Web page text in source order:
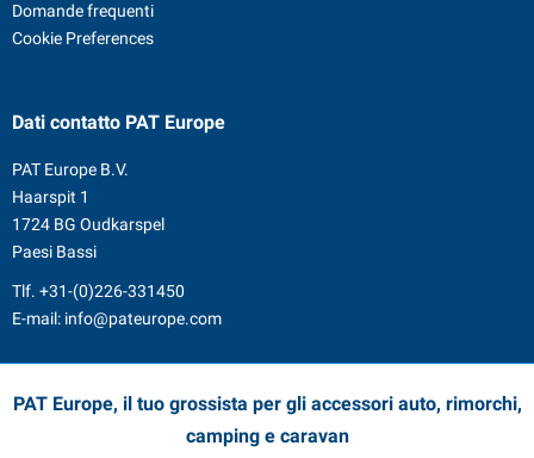
Domande frequenti
Cookie Preferences
Dati contatto PAT Europe
PAT Europe B.V.
Haarspit 1
1724 BG Oudkarspel
Paesi Bassi
Tlf. +31-(0)226-331450
E-mail: info@pateurope.com
PAT Europe, il tuo grossista per gli accessori auto, rimorchi,
camping e caravan